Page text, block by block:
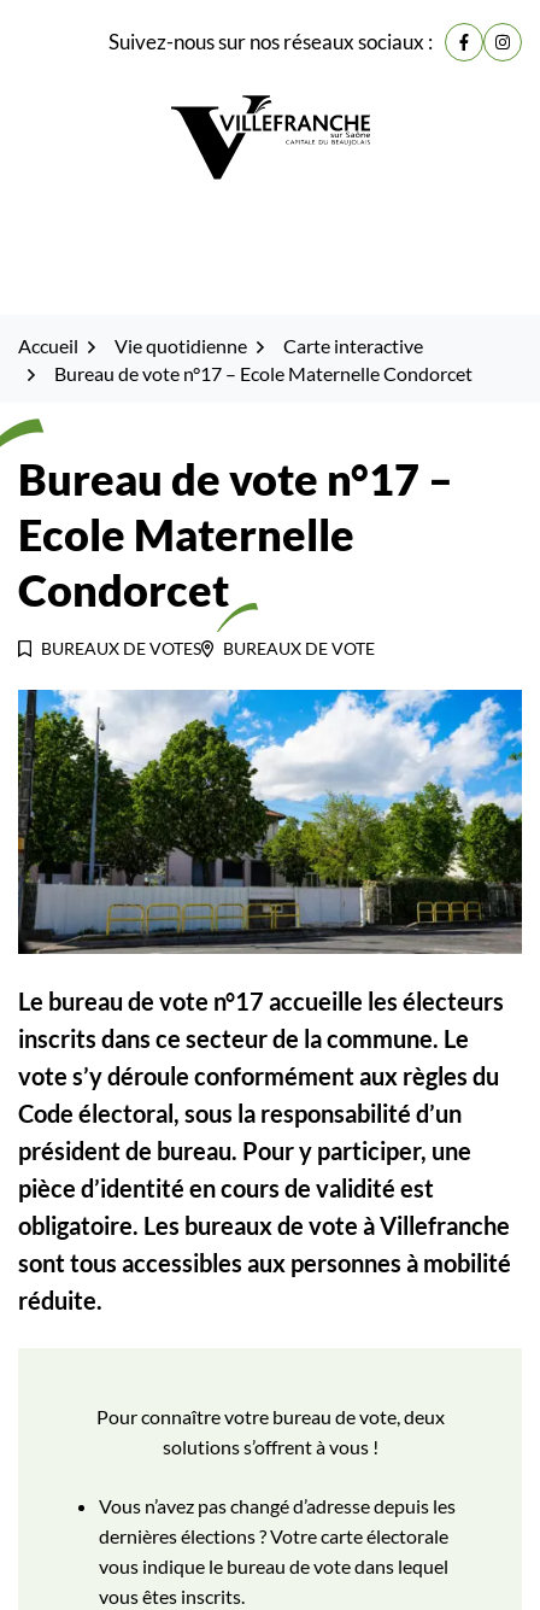
Suivez-nous sur nos réseaux sociaux : Lien vers
Lien
Accueil Vie quotidienne
Carte interactive
Bureau de vote n°17 – Ecole Maternelle Condorcet
Bureau de vote n°17 –
Ecole Maternelle
Condorcet
BUREAUX DE VOTES BUREAUX DE VOTE
Le bureau de vote n°17 accueille les électeurs
inscrits dans ce secteur de la commune. Le
vote s’y déroule conformément aux règles du
Code électoral, sous la responsabilité d’un
président de bureau. Pour y participer, une
pièce d’identité en cours de validité est
obligatoire. Les bureaux de vote à Villefranche
sont tous accessibles aux personnes à mobilité
réduite.
Pour connaître votre bureau de vote, deux
solutions s’offrent à vous !
Vous n’avez pas changé d’adresse depuis les
dernières élections ? Votre carte électorale
vous indique le bureau de vote dans lequel
vous êtes inscrits.